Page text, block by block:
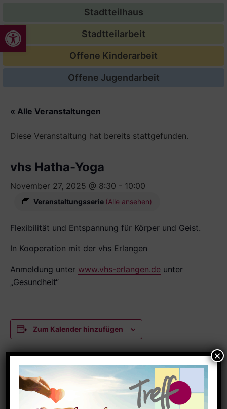
Werkzeugleiste öffnen
Stadtteilhaus
Stadtteilarbeit
Offene Kinderarbeit
Offene Jugendarbeit
« Alle Veranstaltungen
Diese Veranstaltung hat bereits stattgefunden.
vhs Hatha-Yoga
November 27, 2025 @ 8:30 - 10:00
Veranstaltungsserie (Alle ansehen)
Flexibilität und Entspannung für Körper und Geist.
In Kooperation mit der vhs Erlangen
Anmeldung unter www.vhs-erlangen.de unter
„Gesundheit“
Zum Kalender hinzufügen
DETAILS
Datum:
November 27, 2025